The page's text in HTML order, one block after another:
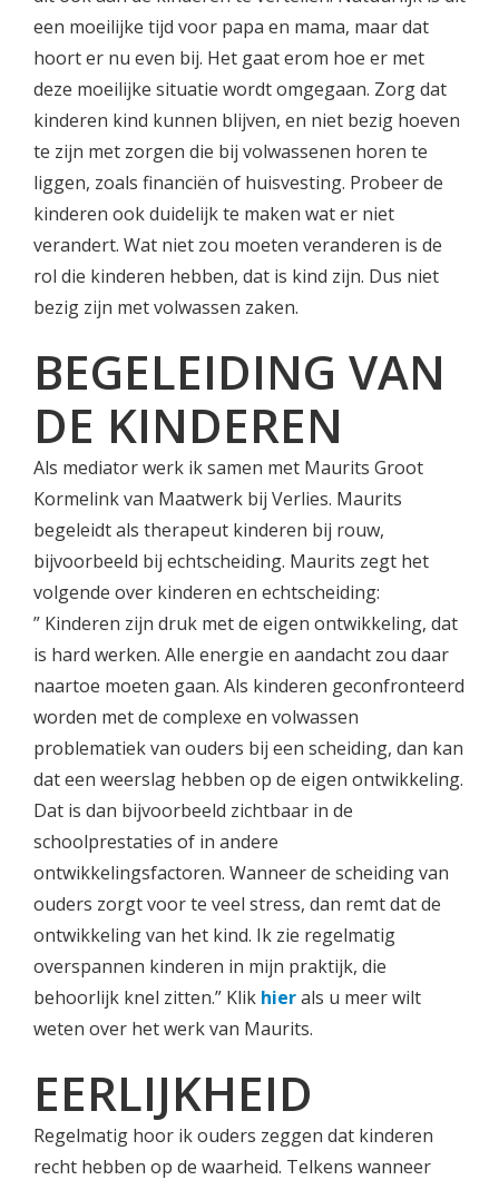
een moeilijke tijd voor papa en mama, maar dat
hoort er nu even bij. Het gaat erom hoe er met
deze moeilijke situatie wordt omgegaan. Zorg dat
kinderen kind kunnen blijven, en niet bezig hoeven
te zijn met zorgen die bij volwassenen horen te
liggen, zoals financiën of huisvesting. Probeer de
kinderen ook duidelijk te maken wat er niet
verandert. Wat niet zou moeten veranderen is de
rol die kinderen hebben, dat is kind zijn. Dus niet
bezig zijn met volwassen zaken.
BEGELEIDING VAN
DE KINDEREN
Als mediator werk ik samen met Maurits Groot
Kormelink van Maatwerk bij Verlies. Maurits
begeleidt als therapeut kinderen bij rouw,
bijvoorbeeld bij echtscheiding. Maurits zegt het
volgende over kinderen en echtscheiding:
” Kinderen zijn druk met de eigen ontwikkeling, dat
is hard werken. Alle energie en aandacht zou daar
naartoe moeten gaan. Als kinderen geconfronteerd
worden met de complexe en volwassen
problematiek van ouders bij een scheiding, dan kan
dat een weerslag hebben op de eigen ontwikkeling.
Dat is dan bijvoorbeeld zichtbaar in de
schoolprestaties of in andere
ontwikkelingsfactoren. Wanneer de scheiding van
ouders zorgt voor te veel stress, dan remt dat de
ontwikkeling van het kind. Ik zie regelmatig
overspannen kinderen in mijn praktijk, die
behoorlijk knel zitten.” Klik hierals u meer wilt
weten over het werk van Maurits.
EERLIJKHEID
Regelmatig hoor ik ouders zeggen dat kinderen
recht hebben op de waarheid. Telkens wanneer